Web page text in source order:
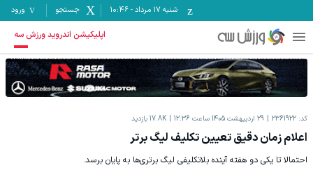
شنبه ۱۷ مرداد -
10:46 جستجو ورود
اپلیکیشن اندروید ورزش سه
کد: 2361922 29 اردیبهشت 1405 ساعت 12:36 17.8K بازدید
اعلام زمان دقیق تعیین تکلیف لیگ برتر
احتمالا تا یکی دو هفته آینده بلاتکلیفی لیگ برتری‌ها به پایان برسد.